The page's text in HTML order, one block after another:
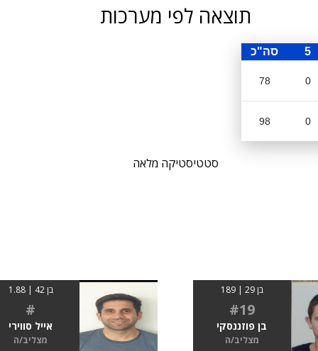
תוצאה לפי מערכות
5 סה"כ
0
78
0
98
סטטיסטיקה מלאה
בן 29 | 189
#19
בן פוזננסקי
מצליב/ה
בן 42 | 1.88
#
אייל סווירי
מצליב/ה